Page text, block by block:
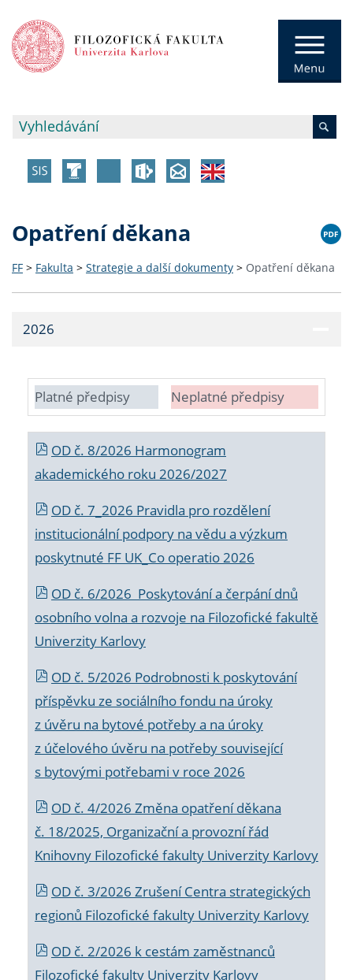
Opatření děkana
FF > Fakulta > Strategie a další dokumenty > Opatření děkana
2026
Platné předpisy Neplatné předpisy
OD č. 8/2026 Harmonogram
akademického roku 2026/2027
OD č. 7_2026 Pravidla pro rozdělení
institucionální podpory na vědu a výzkum
poskytnuté FF UK_Co operatio 2026
OD č. 6/2026 Poskytování a čerpání dnů
osobního volna a rozvoje na Filozofické fakultě
Univerzity Karlovy
OD č. 5/2026 Podrobnosti k poskytování
příspěvku ze sociálního fondu na úroky
z úvěru na bytové potřeby a na úroky
z účelového úvěru na potřeby související
s bytovými potřebami v roce 2026
OD č. 4/2026 Změna opatření děkana
č. 18/2025, Organizační a provozní řád
Knihovny Filozofické fakulty Univerzity Karlovy
OD č. 3/2026 Zrušení Centra strategických
regionů Filozofické fakulty Univerzity Karlovy
OD č. 2/2026 k cestám zaměstnanců
Filozofické fakulty Univerzity Karlovy